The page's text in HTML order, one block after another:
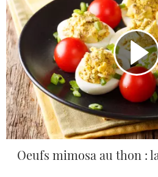
Oeufs mimosa au thon :